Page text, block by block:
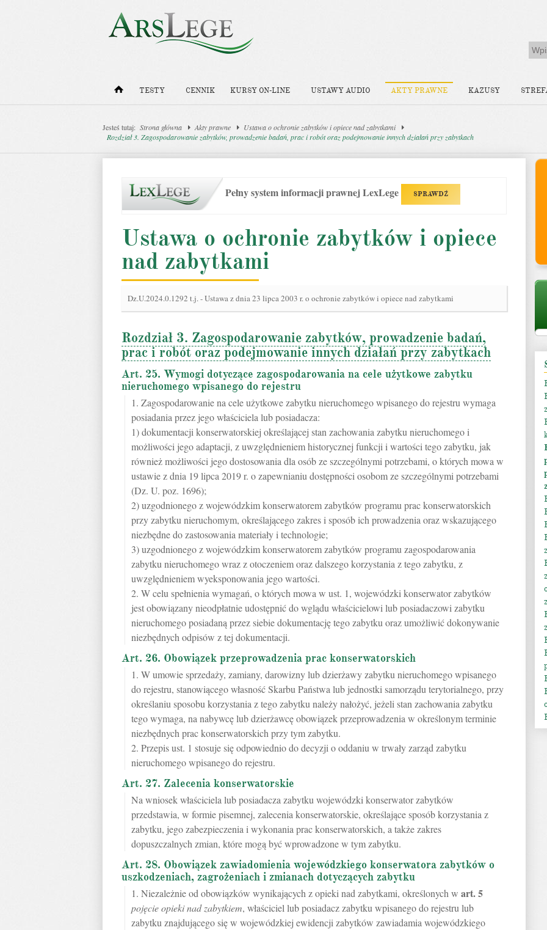
TESTY CENNIK KURSY ON-LINE USTAWY AUDIO AKTY PRAWNE KAZUSY
Jesteś tutaj: Strona główna Akty prawne
Ustawa o ochronie zabytków i opiece nad zabytkami
Rozdział 3. Zagospodarowanie zabytków, prowadzenie badań, prac i robót oraz podejmowanie innych działań przy zabytkach
Pełny system informacji prawnej LexLege SPRAWDŹ
Ustawa o ochronie zabytków i opiece
nad zabytkami
Dz.U.2024.0.1292 t.j.-Ustawa z dnia 23 lipca 2003 r. o ochronie zabytków i opiece nad zabytkami
Rozdział 3. Zagospodarowanie zabytków, prowadzenie badań,
prac i robót oraz podejmowanie innych działań przy zabytkach
Art. 25. Wymogi dotyczące zagospodarowania na cele użytkowe zabytku
nieruchomego wpisanego do rejestru
1. Zagospodarowanie na cele użytkowe zabytku nieruchomego wpisanego do rejestru wymaga
posiadania przez jego właściciela lub posiadacza:
1) dokumentacji konserwatorskiej określającej stan zachowania zabytku nieruchomego i
możliwości jego adaptacji, z uwzględnieniem historycznej funkcji i wartości tego zabytku, jak
również możliwości jego dostosowania dla osób ze szczególnymi potrzebami, o których mowa w
ustawie z dnia 19 lipca 2019 r. o zapewnianiu dostępności osobom ze szczególnymi potrzebami
(Dz. U. poz. 1696);
2) uzgodnionego z wojewódzkim konserwatorem zabytków programu prac konserwatorskich
przy zabytku nieruchomym, określającego zakres i sposób ich prowadzenia oraz wskazującego
niezbędne do zastosowania materiały i technologie;
3) uzgodnionego z wojewódzkim konserwatorem zabytków programu zagospodarowania
zabytku nieruchomego wraz z otoczeniem oraz dalszego korzystania z tego zabytku, z
uwzględnieniem wyeksponowania jego wartości.
2. W celu spełnienia wymagań, o których mowa w ust. 1, wojewódzki konserwator zabytków
jest obowiązany nieodpłatnie udostępnić do wglądu właścicielowi lub posiadaczowi zabytku
nieruchomego posiadaną przez siebie dokumentację tego zabytku oraz umożliwić dokonywanie
niezbędnych odpisów z tej dokumentacji.
Art. 26. Obowiązek przeprowadzenia prac konserwatorskich
1. W umowie sprzedaży, zamiany, darowizny lub dzierżawy zabytku nieruchomego wpisanego
do rejestru, stanowiącego własność Skarbu Państwa lub jednostki samorządu terytorialnego, przy
określaniu sposobu korzystania z tego zabytku należy nałożyć, jeżeli stan zachowania zabytku
tego wymaga, na nabywcę lub dzierżawcę obowiązek przeprowadzenia w określonym terminie
niezbędnych prac konserwatorskich przy tym zabytku.
2. Przepis ust. 1 stosuje się odpowiednio do decyzji o oddaniu w trwały zarząd zabytku
nieruchomego wpisanego do rejestru.
Art. 27. Zalecenia konserwatorskie
Na wniosek właściciela lub posiadacza zabytku wojewódzki konserwator zabytków
przedstawia, w formie pisemnej, zalecenia konserwatorskie, określające sposób korzystania z
zabytku, jego zabezpieczenia i wykonania prac konserwatorskich, a także zakres
dopuszczalnych zmian, które mogą być wprowadzone w tym zabytku.
Art. 28. Obowiązek zawiadomienia wojewódzkiego konserwatora zabytków o
uszkodzeniach, zagrożeniach i zmianach dotyczących zabytku
1. Niezależnie od obowiązków wynikających z opieki nad zabytkami, określonych w art.5
pojęcie opieki nad zabytkiem, właściciel lub posiadacz zabytku wpisanego do rejestru lub
zabytku znajdującego się w wojewódzkiej ewidencji zabytków zawiadamia wojewódzkiego